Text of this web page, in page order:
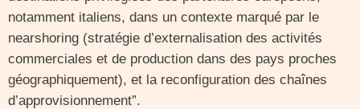
notamment italiens, dans un contexte marqué par le
nearshoring (stratégie d’externalisation des activités
commerciales et de production dans des pays proches
géographiquement), et la reconfiguration des chaînes
d’approvisionnement”.